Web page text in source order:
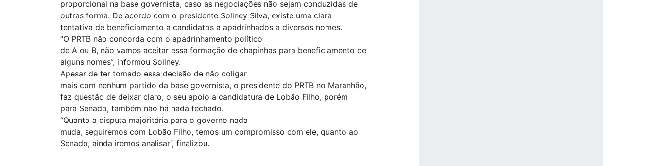
proporcional na base governista, caso as negociações não sejam conduzidas de
outras forma. De acordo com o presidente Soliney Silva, existe uma clara
tentativa de beneficiamento a candidatos a apadrinhados a diversos nomes.
“O PRTB não concorda com o apadrinhamento político
de A ou B, não vamos aceitar essa formação de chapinhas para beneficiamento de
alguns nomes”, informou Soliney.
Apesar de ter tomado essa decisão de não coligar
mais com nenhum partido da base governista, o presidente do PRTB no Maranhão,
faz questão de deixar claro, o seu apoio a candidatura de Lobão Filho, porém
para Senado, também não há nada fechado.
“Quanto a disputa majoritária para o governo nada
muda, seguiremos com Lobão Filho, temos um compromisso com ele, quanto ao
Senado, ainda iremos analisar”, finalizou.